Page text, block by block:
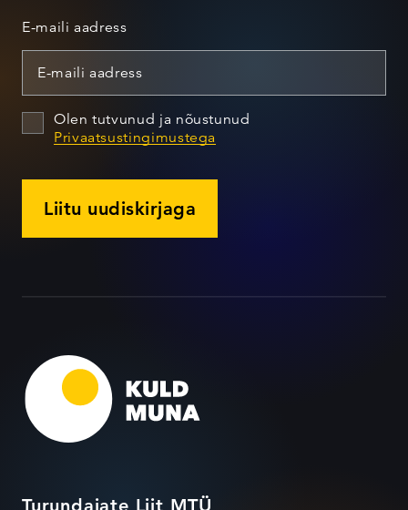
E-maili aadress
Olen tutvunud ja nõustunud
Privaatsustingimustega
Liitu uudiskirjaga
Turundajate Liit MTÜ